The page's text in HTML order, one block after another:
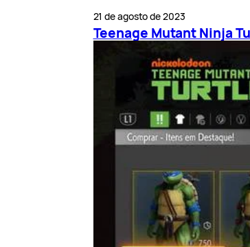
21 de agosto de 2023
Teenage Mutant Ninja